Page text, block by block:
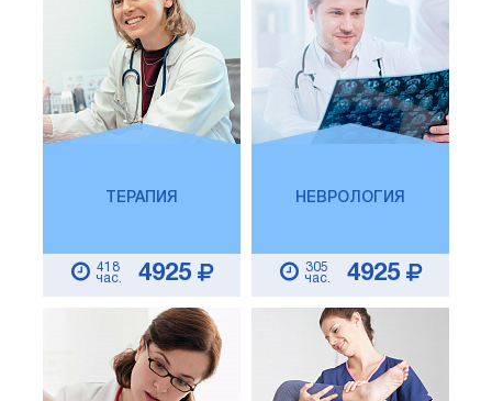
ТЕРАПИЯ
418
час.
4925
НЕВРОЛОГИЯ
305
час.
4925